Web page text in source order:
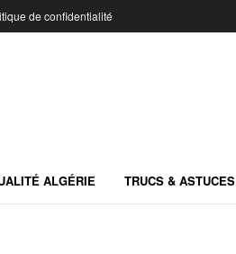
de confidentialité
ALGÉRIE TRUCS & ASTUCES